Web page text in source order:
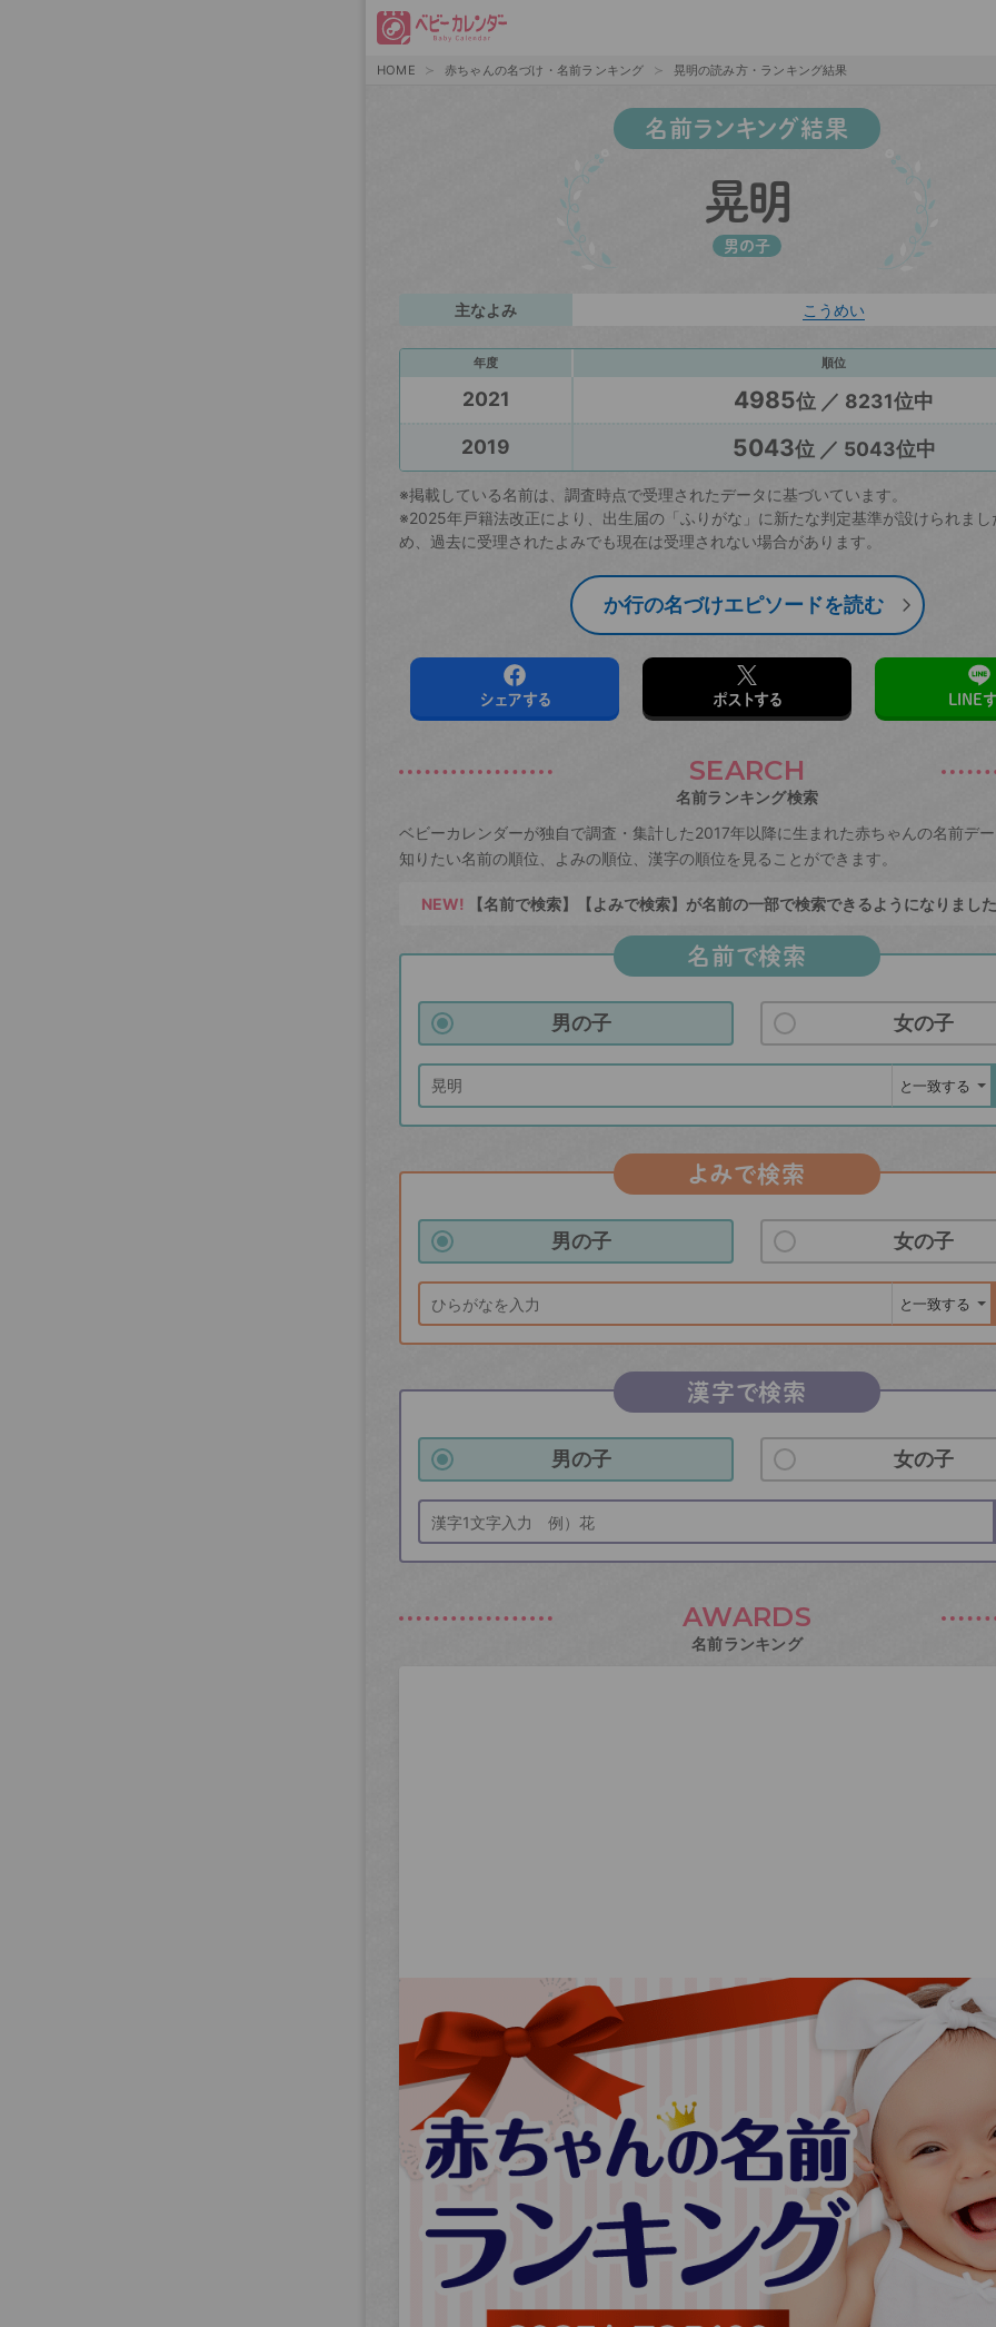
HOME 赤ちゃんの名づけ・名前ランキング 晃明の読み方・ランキング結果
名前ランキング結果
晃明
男の子
主なよみ こうめい
年度 順位
2021 4985位 ／ 8231位中
2019
5043位 ／ 5043位中
※掲載している名前は、調査時点で受理されたデータに基づいています。
※2025年戸籍法改正により、出生届の「ふりがな」に新たな判定基準が設けられまし
め、過去に受理されたよみでも現在は受理されない場合があります。
か行の名づけエピソードを読む
シェアする ポストする LINE
SEARCH
名前ランキング検索
ベビーカレンダーが独自で調査・集計した2017年以降に生まれた赤ちゃんの名前デ
知りたい名前の順位、よみの順位、漢字の順位を見ることができます。
NEW! 【名前で検索】【よみで検索】が名前の一部で検索できるようになりまし
名前で検索
男の子 女の子
よみで検索
男の子 女の子
漢字で検索
男の子 女の子
AWARDS
名前ランキング